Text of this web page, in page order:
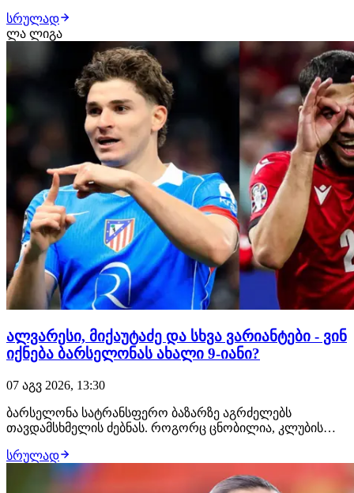
თორნიკე კვარაცხელიებზეა გაკეთებული: უეფას
საკლუბო ტურნირებზე მისი პირველი თამაშიდან 10 წუთის
შემდეგ, დეჟა ვუ იგრძნობა. მოზარდი ბიჭი ბურთს…
სრულად
ლა ლიგა
ალვარესი, მიქაუტაძე და სხვა ვარიანტები - ვინ
იქნება ბარსელონას ახალი 9-იანი?
07 აგვ 2026, 13:30
ბარსელონა სატრანსფერო ბაზარზე აგრძელებს
თავდამსხმელის ძებნას. როგორც ცნობილია, კლუბის
ვარსკვლავური ფორვარდის კატალონიაში
გადაბარგების შანსი დღითიდღე იკლებს. მადრიდის
ატლეტიკოს მტკიცედ აქვს გადაწყვეტილი არგენტინელი
სრულად